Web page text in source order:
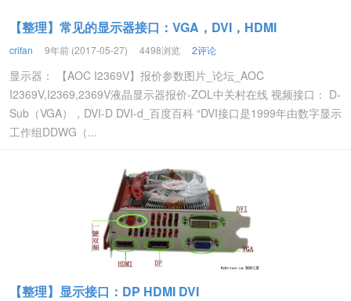
【整理】常见的显示器接口：VGA，DVI，HDMI
crifan 9年前 (2017-05-27) 4498浏览 2评论
显示器： 【AOC I2369V】报价参数图片_论坛_AOC
I2369V,I2369,2369V液晶显示器报价-ZOL中关村在线 视频接口： D-
Sub（VGA），DVI-D DVI-d_百度百科 “DVI接口是1999年由数字显示
工作组DDWG（...
【整理】显示接口：DP HDMI DVI